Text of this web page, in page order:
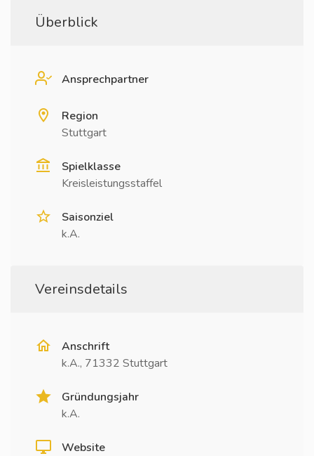
Überblick
Ansprechpartner
Region
Stuttgart
Spielklasse
Kreisleistungsstaffel
Saisonziel
k.A.
Vereinsdetails
Anschrift
k.A., 71332 Stuttgart
Gründungsjahr
k.A.
Website